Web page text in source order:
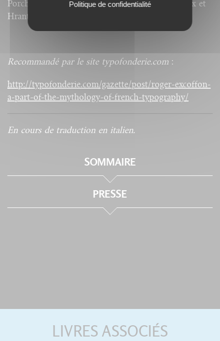
Porchez, François Richaudeau, Yves Perrousseaux et
Hrant Papazian.
Recommandé par le site typofonderie.com :
http://typofonderie.com/gazette/post/roger-excoffon-
a-part-of-the-mythology-of-french-typography/
En cours de traduction en italien.
SOMMAIRE
PRESSE
LIVRES ASSOCIÉS
Politique de confidentialité